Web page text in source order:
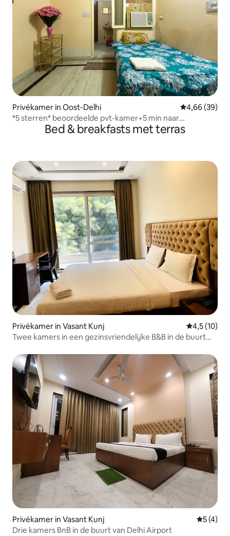
Privékamer in Oost-Delhi Gemiddelde
4,66 (39)
*5 sterren* beoordeelde pvt-kamer+5 min naar
metro+airco+brkfast
Bed & breakfasts met terras
Privékamer in Vasant Kunj
4,5 (10)
Twee kamers in een gezinsvriendelijke B&B in de buurt
Privékamer in Vasant Kunj
5 (4)
Drie kamers BnB in de buurt van Delhi Airport